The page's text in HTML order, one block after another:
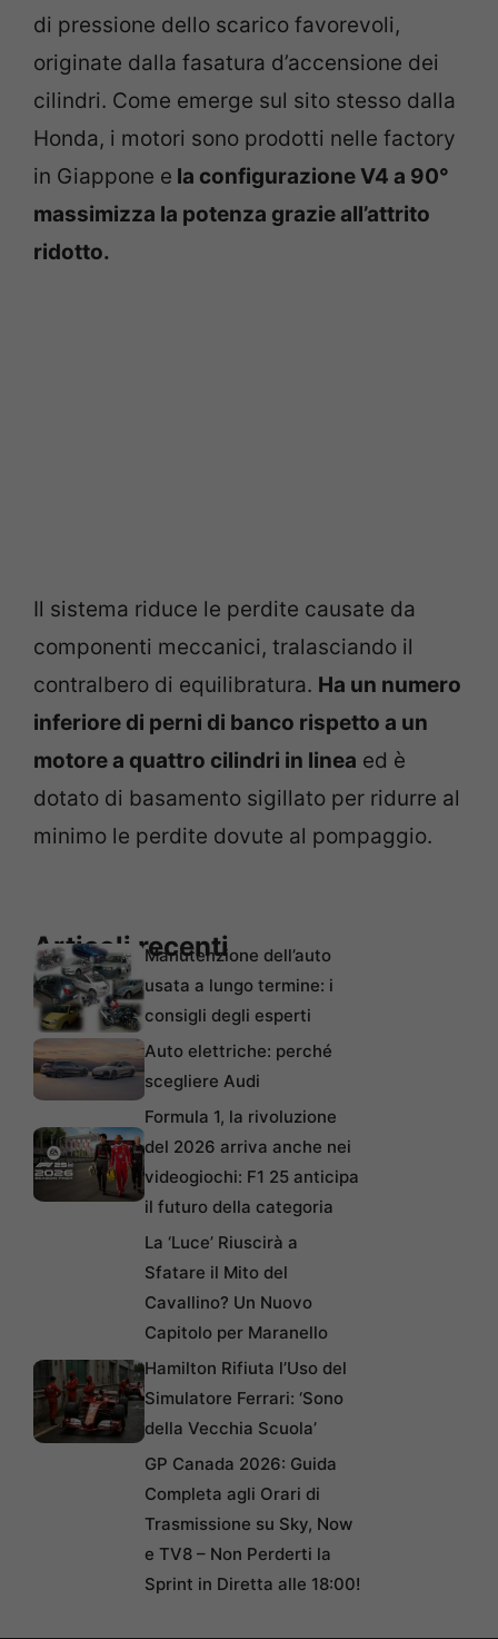
di pressione dello scarico favorevoli,
originate dalla fasatura d’accensione dei
cilindri. Come emerge sul sito stesso dalla
Honda, i motori sono prodotti nelle factory
in Giappone e la configurazione V4 a 90°
massimizza la potenza grazie all’attrito
ridotto.
Il sistema riduce le perdite causate da
componenti meccanici, tralasciando il
contralbero di equilibratura. Ha un numero
inferiore di perni di banco rispetto a un
motore a quattro cilindri in linea ed è
dotato di basamento sigillato per ridurre al
minimo le perdite dovute al pompaggio.
Articoli recentiManutenzione dell’auto
usata a lungo termine: i
consigli degli esperti
Auto elettriche: perché
scegliere Audi
Formula 1, la rivoluzione
del 2026 arriva anche nei
videogiochi: F1 25 anticipa
il futuro della categoria
La ‘Luce’ Riuscirà a
Sfatare il Mito del
Cavallino? Un Nuovo
Capitolo per Maranello
Hamilton Rifiuta l’Uso del
Simulatore Ferrari: ‘Sono
della Vecchia Scuola’
GP Canada 2026: Guida
Completa agli Orari di
Trasmissione su Sky, Now
e TV8 – Non Perderti la
Sprint in Diretta alle 18:00!